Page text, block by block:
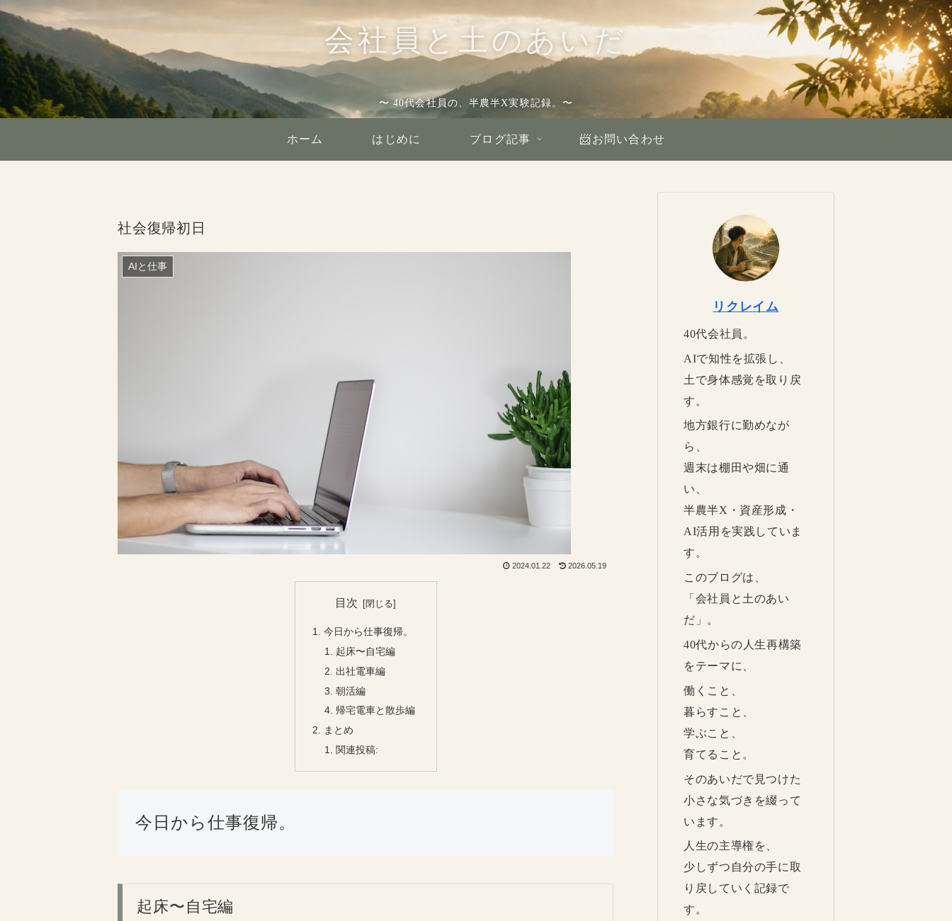
会社員と土のあいだ
〜 40代会社員の、半農半X実験記録。〜
ホーム はじめに ブログ記事 📨お問い合わせ
社会復帰初日
AIと仕事
2024.01.22 2026.05.19
目次
今日から仕事復帰。
起床〜自宅編
出社電車編
朝活編
帰宅電車と散歩編
まとめ
関連投稿:
今日から仕事復帰。
起床〜自宅編
リクレイム
40代会社員。
AIで知性を拡張し、
土で身体感覚を取り戻
す。
地方銀行に勤めなが
ら、
週末は棚田や畑に通
い、
半農半X・資産形成・
AI活用を実践していま
す。
このブログは、
「会社員と土のあい
だ」。
40代からの人生再構築
をテーマに、
働くこと、
暮らすこと、
学ぶこと、
育てること。
そのあいだで見つけた
小さな気づきを綴って
います。
人生の主導権を、
少しずつ自分の手に取
り戻していく記録で
す。